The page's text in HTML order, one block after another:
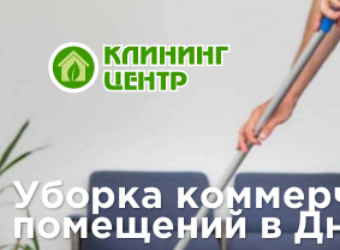
Уборка
помещений в